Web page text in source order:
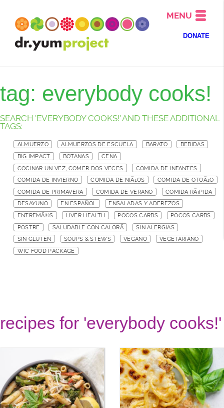
MENU
DONATE
tag: everybody cooks!
SEARCH 'EVERYBODY COOKS!' AND THESE ADDITIONAL
TAGS:
ALMUERZO ALMUERZOS DE ESCUELA BARATO
BEBIDAS
BIG IMPACT
BOTANAS
CENA
COCINAR UN VEZ, COMER DOS VECES
COMIDA DE INFANTES
COMIDA DE INVIERNO
COMIDA DE NIÃ±OS
COMIDA DE OTOÃ±O
COMIDA DE PRIMAVERA
COMIDA DE VERANO
COMIDA RÃ¡PIDA
DESAYUNO
EN ESPAÑOL
ENSALADAS Y ADEREZOS
ENTREMÃ©S
LIVER HEALTH POCOS CARBS
POCOS CARBS
POSTRE
SALUDABLE CON CALORÃ
SIN ALERGIAS
SIN GLUTEN
SOUPS & STEWS VEGANO
VEGETARIANO
WIC FOOD PACKAGE
recipes for 'everybody cooks!'